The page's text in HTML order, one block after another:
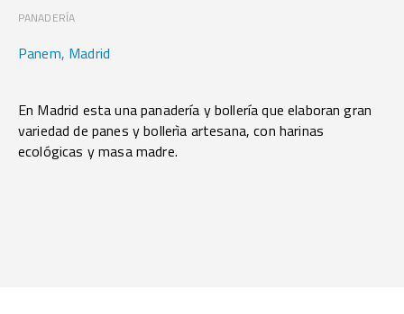
PANADERÍA
Panem, Madrid
En Madrid esta una panadería y bollería que elaboran gran
variedad de panes y bollerìa artesana, con harinas
ecológicas y masa madre.